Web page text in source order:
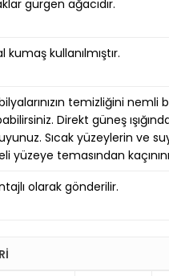
gürgen ağacıdır.
kumaş kullanılmıştır.
temizliğini nemli
Direkt güneş
Sıcak yüzeylerin ve
yüzeye temasından
olarak gönderilir.